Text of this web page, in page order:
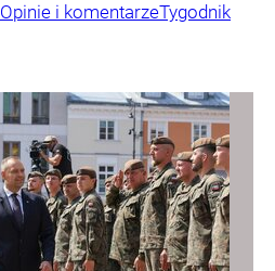
Opinie i komentarzeTygodnik